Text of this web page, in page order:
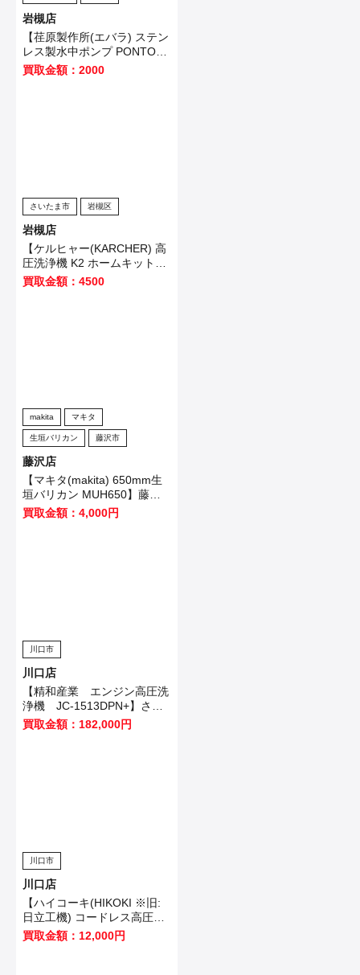
岩槻店
【荏原製作所(エバラ) ステン
レス製水中ポンプ PONTOS
717】春日部市のお客様から
買取いたしました！
買取金額：2000
さいたま市 岩槻区
岩槻店
【ケルヒャー(KARCHER) 高
圧洗浄機 K2 ホームキット
(1.602-219.0) オプションア
クセサリー付】入間市のお客
買取金額：4500
makita マキタ
生垣バリカン 藤沢市
藤沢店
【マキタ(makita) 650mm生
垣バリカン MUH650】藤沢
市のお客様から買取いたしま
買取金額：4,000円
川口市
川口店
【精和産業 エンジン高圧洗
浄機 JC-1513DPN+】さい
たま市のお客様から買取いた
しました！
買取金額：182,000円
川口市
川口店
【ハイコーキ(HIKOKI ※旧:
日立工機) コードレス高圧洗
浄機 AW18DBL(NN)】市川市
のお客様から買取させていた
買取金額：12,000円